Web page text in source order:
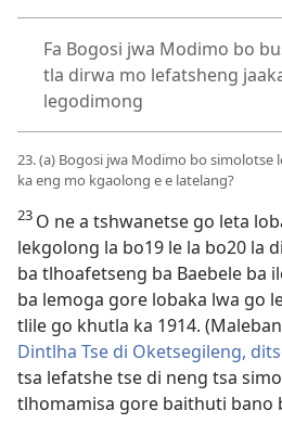
Fa Bogosi jwa Modimo bo
tla dirwa mo lefatsheng
legodimong
23. (a) Bogosi jwa Modimo bo simolotse
ka eng mo kgaolong e e latelang?
23 O ne a tshwanetse go leta
lekgolong la bo19 le la bo20 la
ba tlhoafetseng ba Baebele ba
ba lemoga gore lobaka lwa go
tlile go khutla ka 1914.
Dintlha Tse di Oketsegileng,
tsa lefatshe tse di neng tsa
tlhomamisa gore baithuti bano